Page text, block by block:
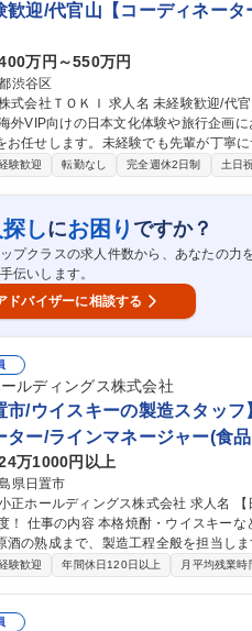
歓迎/代官山【コーディネー
万円～550万円
渋谷区
験歓迎/代官山【コーディネーター】海外VIP向け文化体験の運営・手配 仕事
外VIP向けの日本文化体験や旅行企画
お任せします。未経験でも先輩が丁寧
の予約・手配や進行管理、ロジスティ
な調整、イレギュラーへの柔軟な対応
後は、伝統体験先の新規開拓や、新たな
経験歓迎/代官山【コーディネーター】海
験歓迎 転勤なし 完全週休2日制 土日
しにお困り ですか？
プクラスの求人件数から、あなたの力
伝いします。
ドバイザーに相談する
ルディングス株式会社
市/ウイスキーの製造スタッ
ター/ラインマネージャー(食
万1000円以上
県日置市
グス株式会社 求人名 【日置市/ウイスキーの製造スタッフ】伝統酒造/ウイスキー/平均残
ングスで、ウイスキーの仕込
熟成まで、製造工程全般を担当します。 【変更範囲
（製麦・ミリング）■糖化（マッシン
5h程度！
験歓迎 年間休日120日以上 月平均残業